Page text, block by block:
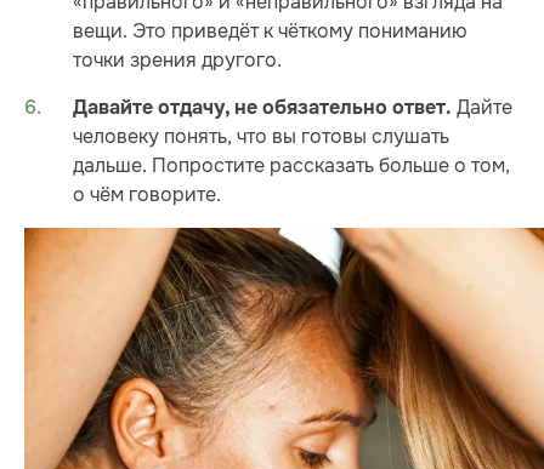
вещи. Это приведёт к чёткому пониманию
точки зрения другого.
Давайте отдачу, не обязательно ответ. Дайте
человеку понять, что вы готовы слушать
дальше. Попростите рассказать больше о том,
о чём говорите.